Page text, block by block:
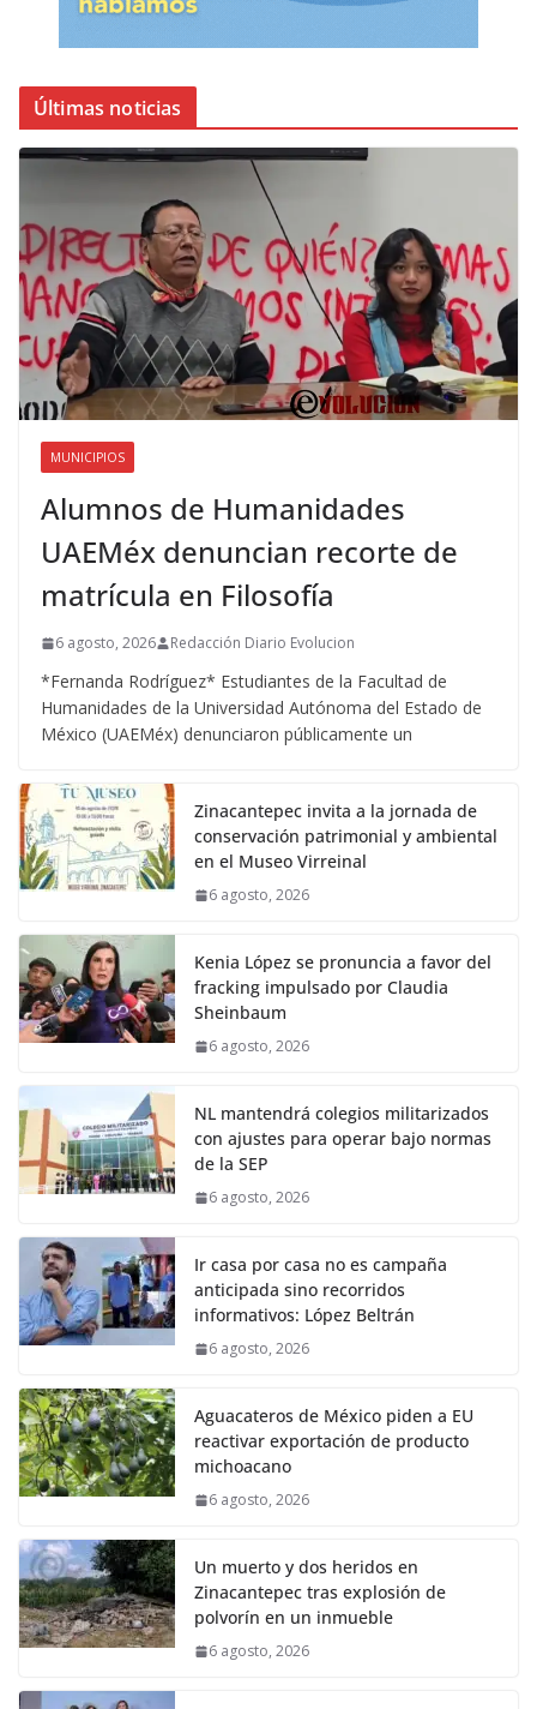
Últimas noticias
MUNICIPIOS
Alumnos de Humanidades
UAEMéx denuncian recorte de
matrícula en Filosofía
6 agosto, 2026 Redacción Diario Evolucion
*Fernanda Rodríguez* Estudiantes de la Facultad de
Humanidades de la Universidad Autónoma del Estado de
México (UAEMéx) denunciaron públicamente un
Zinacantepec invita a la jornada de
conservación patrimonial y ambiental
en el Museo Virreinal
6 agosto, 2026
Kenia López se pronuncia a favor del
fracking impulsado por Claudia
Sheinbaum
6 agosto, 2026
NL mantendrá colegios militarizados
con ajustes para operar bajo normas
de la SEP
6 agosto, 2026
Ir casa por casa no es campaña
anticipada sino recorridos
informativos: López Beltrán
6 agosto, 2026
Aguacateros de México piden a EU
reactivar exportación de producto
michoacano
6 agosto, 2026
Un muerto y dos heridos en
Zinacantepec tras explosión de
polvorín en un inmueble
6 agosto, 2026